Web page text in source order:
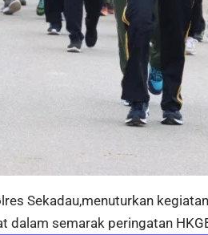
Sekadau,menuturkan
dalam semarak peringatan